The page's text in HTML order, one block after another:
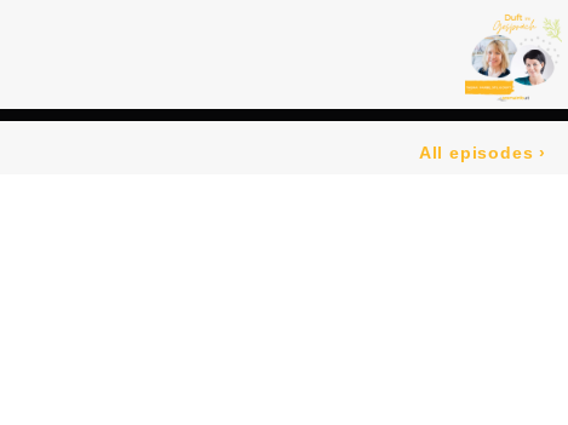
All episodes ›